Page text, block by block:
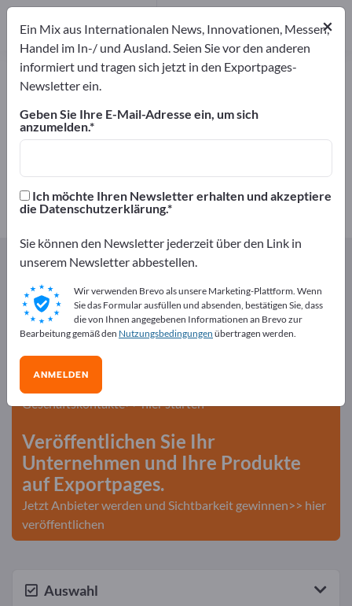
Flansche – Hersteller und
Anbieter Hersteller
1
Exportpages
Komponenten & Teile
Rohrleitungskomponenten
Flansche
Kostenlos inserieren auf
Exportpages!
Geschäftskontakte>> hier starten
Veröffentlichen Sie Ihr
Unternehmen und Ihre Produkte
auf Exportpages.
Jetzt Anbieter werden und Sichtbarkeit gewinnen>> hier
veröffentlichen
Auswahl
×
Ein Mix aus Internationalen News, Innovationen, Messen,
Handel im In-/ und Ausland. Seien Sie vor den anderen
informiert und tragen sich jetzt in den Exportpages-
Newsletter ein.
Geben Sie Ihre E-Mail-Adresse ein, um sich
anzumelden.
Ich möchte Ihren Newsletter erhalten und akzeptiere
die Datenschutzerklärung.
Sie können den Newsletter jederzeit über den Link in
unserem Newsletter abbestellen.
Wir verwenden Brevo als unsere Marketing-Plattform. Wenn
Sie das Formular ausfüllen und absenden, bestätigen Sie, dass
die von Ihnen angegebenen Informationen an Brevo zur
Bearbeitung gemäß den Nutzungsbedingungen übertragen werden.
ANMELDEN